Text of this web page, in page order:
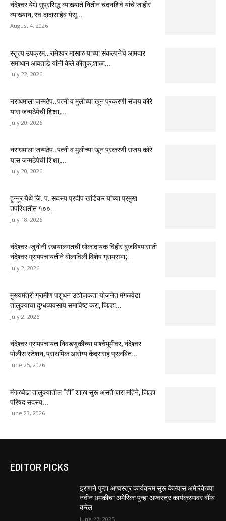
नंदेश्वर येथे सुप्रसिद्ध व्याख्याते नितीन चंदनशिवे यांचे जाहीर
व्याख्यान, स्व.दादासाहेब येसू...
August 4, 2026
स्तुत्य उपक्रम…रामेश्वर मासाळ यांच्या संकल्पनेचे आमदार
समाधान आवताडे यांनी केले कौतुक,शाळा...
July 22, 2026
नराधमाला जन्मठेप..पत्नी व मुलीच्या खून प्रकरणी संजय कोरे
यास जन्मठेपेची शिक्षा,...
July 20, 2026
नराधमाला जन्मठेप..पत्नी व मुलीच्या खून प्रकरणी संजय कोरे
यास जन्मठेपेची शिक्षा,...
July 20, 2026
हून्नूर येथे जि. प. सदस्य प्रदीप खांडेकर यांच्या प्रमुख
उपस्थितीत १००...
July 18, 2026
नंदेश्वर-जुनोनी रस्त्यालगतची धोकादायक विहीर बुजविण्यासाठी
नंदेश्वर ग्रामपंचायतीने बोलाविली विशेष ग्रामसभा;...
July 2, 2026
मुख्यमंत्री ग्रामीण पशुधन उद्योजकता योजनेत मंगळवेढा
तालुक्याचा दुग्धव्यवसाय समाविष्ट करा, जिल्हा...
July 2, 2026
नंदेश्वर ग्रामपंचायत निवडणुकीच्या पार्श्वभूमीवर, नंदेश्वर
पोलीस स्टेशन, प्राथमिक आरोग्य केंद्रासह प्रलंबित...
June 25, 2026
मंगळवेढा तालुक्यातील “ही” शाळा सुरू असते बारा महिने, जिल्हा
परिषद सदस्य...
June 23, 2026
EDITOR PICKS
इराणने पुन्हा अण्वस्त्र कार्यक्रम सुरू केल्यास अमेरिकेच्या
नवीन धमकीचा अमेरिका पुन्हा अण्वस्त्र कार्यक्रमावर बॉम्ब
करेल
June 27, 2025